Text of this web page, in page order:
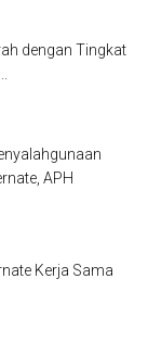
dengan Tingkat
APH
Kerja Sama